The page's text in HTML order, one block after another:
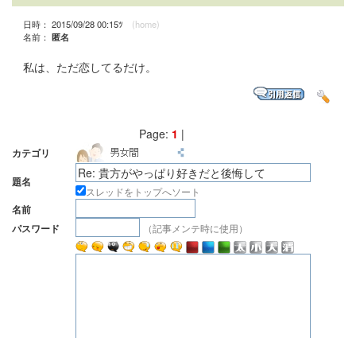
日時： 2015/09/28 00:15ﾂ (home)
名前： 匿名
私は、ただ恋してるだけ。
Page: 1 |
カテゴリ
題名
スレッドをトップへソート
名前
パスワード
（記事メンテ時に使用）